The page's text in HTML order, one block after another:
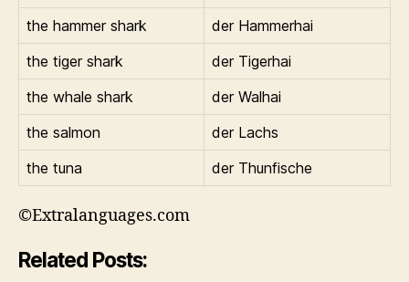
the hammer shark
der Hammerhai
the tiger shark
der Tigerhai
the whale shark
der Walhai
the salmon
der Lachs
the tuna
der Thunfische
©Extralanguages.com
Related Posts: